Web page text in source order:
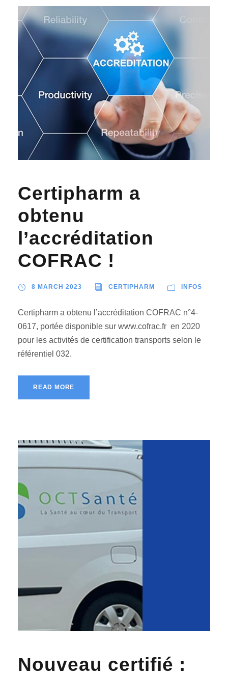
Certipharm a
obtenu
l’accréditation
COFRAC !
8 MARCH 2023 CERTIPHARM INFOS
Certipharm a obtenu l’accréditation COFRAC n°4-
0617, portée disponible sur www.cofrac.fr en 2020
pour les activités de certification transports selon le
référentiel 032.
READ MORE
Nouveau certifié :